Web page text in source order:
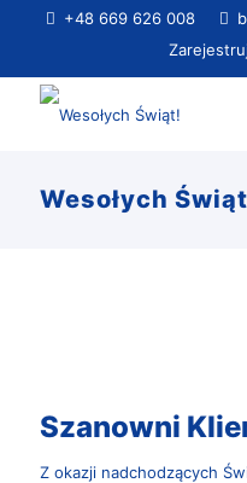
+48 669 626 008
Wesołych
Szanowni
Z okazji nadchodzących